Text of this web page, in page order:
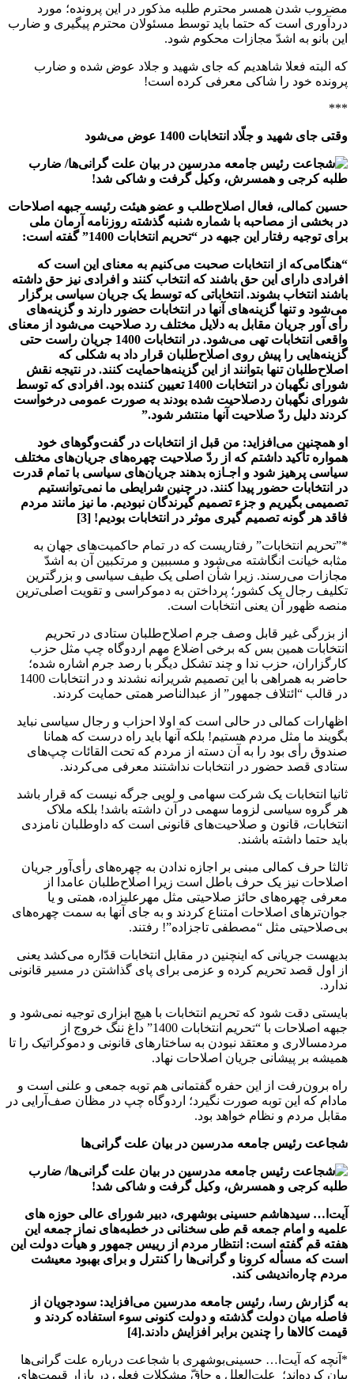
مضروب شدن همسر محترم طلبه مذکور در این پرونده؛ مورد
دردآوری است که حتما باید توسط مسئولان محترم پیگیری و ضارب
این بانو به اشدّ مجازات محکوم شود.
که البته فعلا شاهدیم که جای شهید و جلاد عوض شده و ضارب
پرونده خود را شاکی معرفی کرده است!
***
وقتی جای شهید و جلّاد انتخابات 1400 عوض می‌شود
حسین کمالی، فعال اصلاح‌طلب و عضو هیئت رئیسه جبهه اصلاحات
در بخشی از مصاحبه با شماره شنبه گذشته روزنامه آرمان ملی
برای توجیه رفتار این جبهه در “تحریم انتخابات 1400” گفته است:
“هنگامی‌که از انتخابات صحبت می‌کنیم به معنای این است که
افرادی دارای این حق باشند که انتخاب کنند و افرادی نیز حق داشته
باشند انتخاب بشوند. انتخاباتی که توسط یک جریان سیاسی برگزار
می‌شود و تنها گزینه‌های آنها در انتخابات حضور دارند و گزینه‌های
رأی آور جریان مقابل به دلایل مختلف رد صلاحیت می‌شود از معنای
واقعی انتخابات تهی می‌شود. در انتخابات 1400 جریان راست حتی
گزینه‌هایی را پیش روی اصلاح‌طلبان قرار داد به شکلی که
اصلاح‌طلبان تنها بتوانند از این گزینه‌هاحمایت کنند. در نتیجه نقش
شورای نگهبان در انتخابات 1400 تعیین کننده بود. افرادی که توسط
شورای نگهبان ردصلاحیت شده بودند به صورت عمومی درخواست
کردند دلیل ردّ صلاحیت آنها منتشر شود.”
او همچنین می‌افزاید: من قبل از انتخابات در گفت‌وگوهای خود
همواره تأکید داشتم که از ردّ صلاحیت چهره‌های جریان‌های مختلف
سیاسی پرهیز شود و اجـازه بدهند جریان‌های سیاسی با تمام قدرت
در انتخابات حضور پیدا کنند. در چنین شرایطی ما نمی‌توانستیم
تصمیمی‌ بگیریم و جزء تصمیم گیرندگان نبودیم. ما نیز مانند مردم
فاقد هر گونه تصمیم گیری موثر در انتخابات بودیم!
[3]
*”تحریم انتخابات” رفتاریست که در تمام حاکمیت‌های جهان به
مثابه خیانت انگاشته می‌شود و مسببین و مرتکبین آن به اشدّ
مجازات می‌رسند. زیرا شأن اصلی یک طیف سیاسی و بزرگترین
تکلیف رجال یک کشور؛ پرداختن به دموکراسی و تقویت اصلی‌ترین
منصه ظهور آن یعنی انتخابات است.
از بزرگی غیر قابل وصف جرم اصلاح‌طلبان ستادی در تحریم
انتخابات همین بس که برخی اضلاع مهم اردوگاه چپ مثل حزب
کارگزاران، حزب ندا و چند تشکل دیگر با رصد جرم اشاره شده؛
حاضر به همراهی با این تصمیم شریرانه نشدند و در انتخابات 1400
در قالب “ائتلاف جمهور” از عبدالناصر همتی حمایت کردند.
اظهارات کمالی در حالی است که اولا احزاب و رجال سیاسی نباید
بگویند ما مثل مردم هستیم! بلکه آنها باید راه درست که همانا
صندوق رأی بود را به آن دسته از مردم که تحت القائات چپ‌های
ستادی قصد حضور در انتخابات نداشتند معرفی می‌کردند.
ثانیا انتخابات یک شرکت سهامی و لویی جرگه نیست که قرار باشد
هر گروه سیاسی لزوما سهمی در آن داشته باشد! بلکه ملاک
انتخابات، قانون و صلاحیت‌های قانونی است که داوطلبان نامزدی
باید حتما داشته باشند.
ثالثا حرف کمالی مبنی بر اجازه ندادن به چهره‌های رأی‌آور جریان
اصلاحات نیز یک حرف باطل است زیرا اصلاح‌طلبان عامدا از
معرفی چهره‌های حائز صلاحیتی مثل مهرعلیزاده، همتی و یا
جوان‌ترهای اصلاحات امتناع کردند و به جای آنها به سمت چهره‌های
بی‌صلاحیتی مثل “مصطفی تاجزاده”! رفتند.
بدیهست جریانی که اینچنین در مقابل انتخابات قدّاره می‌کشد یعنی
از اول قصد تحریم کرده و عزمی برای پای گذاشتن در مسیر قانونی
ندارد.
بایستی دقت شود که تحریم انتخابات با هیچ ابزاری توجیه نمی‌شود و
جبهه اصلاحات با “تحریم انتخابات 1400” داغ ننگ خروج از
مردمسالاری و معتقد نبودن به ساختارهای قانونی و دموکراتیک را تا
همیشه بر پیشانی جریان اصلاحات نهاد.
راه برون‌رفت از این حفره گفتمانی هم توبه جمعی و علنی است و
مادام که این توبه صورت نگیرد؛ اردوگاه چپ در مظان صف‌آرایی در
مقابل مردم و نظام خواهد بود.
شجاعت رئیس جامعه مدرسین در بیان علت گرانی‌ها
آیت‌ا… سیدهاشم حسینی بوشهری، دبیر شورای عالی حوزه های
علمیه و امام جمعه قم طی سخنانی در خطبه‌های نماز جمعه این
هفته قم گفته است: انتظار مردم از رییس جمهور و هیأت دولت این
است که مسأله کرونا و گرانی‌ها را کنترل و برای بهبود معیشت
مردم چاره‌اندیشی کند.
به گزارش رسا، رئیس جامعه مدرسین می‌افزاید: سودجویان از
فاصله میان دولت گذشته و دولت کنونی سوء استفاده کردند و
قیمت کالاها را چندین برابر افزایش دادند.
[4]
*آنچه که آیت‌ا… حسینی‌بوشهری با شجاعت درباره علت گرانی‌ها
بیان کرده‌اند؛ ‌ علت‌العلل و حاقّ مشکلات فعلی در بازار قیمت‌های